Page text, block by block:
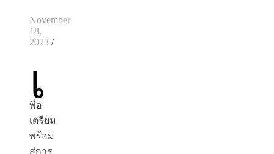
November
18,
2023 /
เ
พื่อ
เตรียม
พร้อม
สู่การ